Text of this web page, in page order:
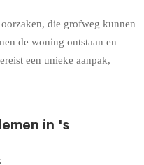
die grofweg kunnen
de woning ontstaan en
een unieke aanpak,
in 's